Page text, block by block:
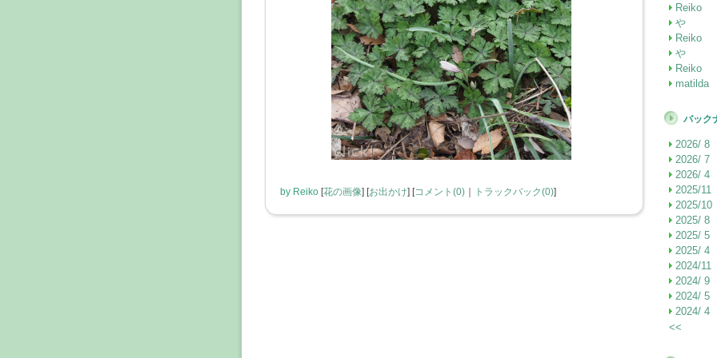
by Reiko [花の画像] [お出かけ] [コメント(0) ｜ トラックバック(0)]
Reiko
や
Reiko
や
Reiko
matilda
バック
2026/ 8
2026/ 7
2026/ 4
2025/11
2025/10
2025/ 8
2025/ 5
2025/ 4
2024/11
2024/ 9
2024/ 5
2024/ 4
<<